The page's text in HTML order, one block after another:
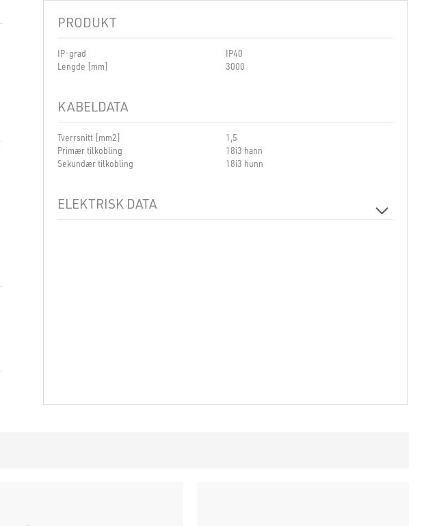
PRODUKT
IP-grad
IP40
Lengde [mm]
3000
KABELDATA
Tverrsnitt [mm2]
1,5
Primær tilkobling
18i3 hann
Sekundær tilkobling
18i3 hunn
ELEKTRISK DATA